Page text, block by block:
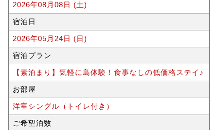
2026年08月08日 (土)
宿泊日
2026年05月24日 (日)
宿泊プラン
【素泊まり】気軽に島体験！食事なしの低価格ステイ♪
お部屋
洋室シングル（トイレ付き）
ご希望泊数